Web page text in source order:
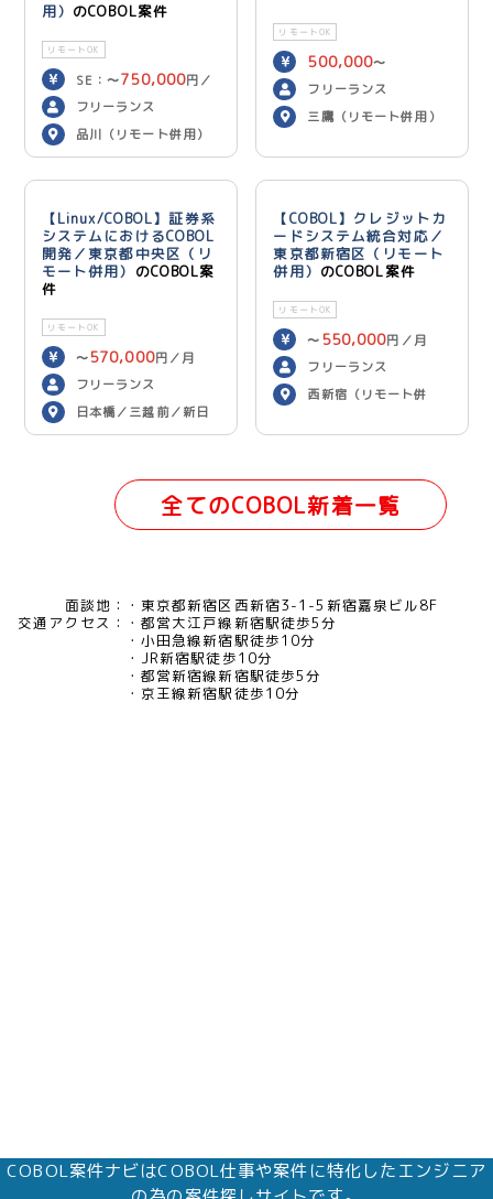
用） のCOBOL案件
リモートOK
SE：〜750,000円／
月 PG：〜700,000
／月
フリーランス
品川（リモート併用）
リモートOK
500,000〜
600,000 円／月
フリーランス
三鷹（リモート併用）
【Linux/COBOL】証券系
システムにおけるCOBOL
開発／東京都中央区（リ
モート併用） のCOBOL案
件
リモートOK
〜 570,000円／月
フリーランス
日本橋／三越前／新日
本橋（リモート併用）
【COBOL】クレジットカ
ードシステム統合対応／
東京都新宿区（リモート
併用） のCOBOL案件
リモートOK
〜 550,000円／月
フリーランス
西新宿（リモート併
全てのCOBOL新着一覧
面談地：
東京都新宿区西新宿3-1-5新宿嘉泉ビル8F
交通アクセス：
都営大江戸線新宿駅徒歩5分
小田急線新宿駅徒歩10分
JR新宿駅徒歩10分
都営新宿線新宿駅徒歩5分
京王線新宿駅徒歩10分
COBOL案件ナビはCOBOL仕事や案件に特化したエンジニア